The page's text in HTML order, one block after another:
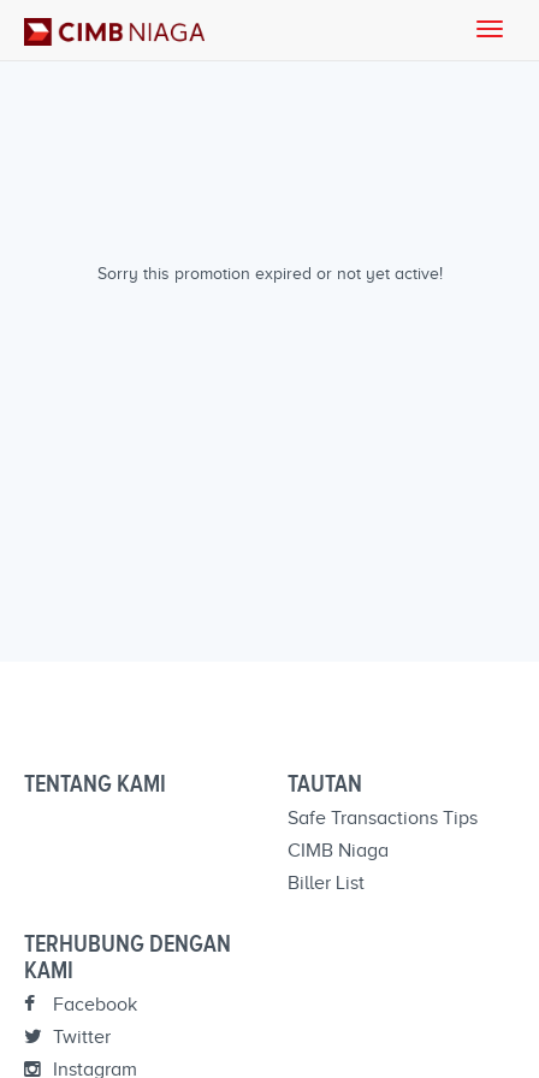
Sorry this promotion expired or not yet active!
Toggle
TENTANG KAMI TAUTAN
Safe Transactions Tips
CIMB Niaga
Biller List
TERHUBUNG DENGAN
KAMI
Facebook
Twitter
Instagram